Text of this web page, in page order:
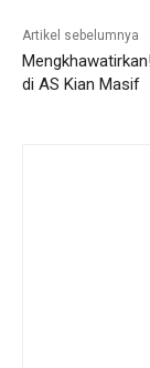
Artikel sebelumnya
di AS Kian Masif